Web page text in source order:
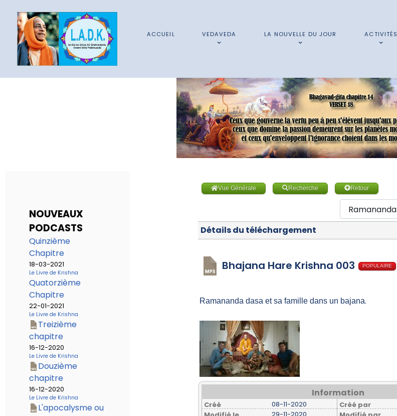
ACCUEIL VEDAVEDA LA NOUVELLE DU JOUR ACTIVITÉS
NOUVEAUX
PODCASTS
Quinzième
Chapitre
18-03-2021
Le Livre de Krishna
Quatorzième
Chapitre
22-01-2021
Le Livre de Krishna
Treizième
chapitre
16-12-2020
Le Livre de Krishna
Douzième
chapitre
16-12-2020
Le Livre de Krishna
L'apocalysme ou
Vue Générale Recherche Retour
Détails du téléchargement
Bhajana Hare Krishna 003 POPULAIRE
Ramananda dasa et sa famille dans un bajana.
Information
Créé
08-11-2020
Créé par